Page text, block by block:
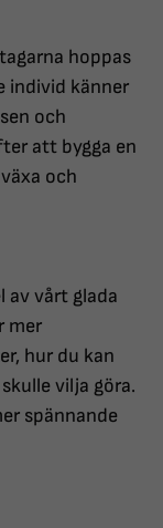
hoppas
individ känner
och
att bygga en
och
av vårt glada
mer
hur du kan
vilja göra.
spännande